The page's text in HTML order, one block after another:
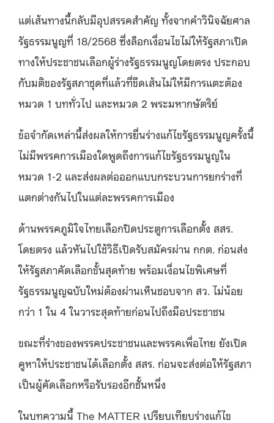
แต่เส้นทางนี้กลับมีอุปสรรคสำคัญ ทั้งจากคำวินิจฉัยศาล
รัฐธรรมนูญที่ 18/2568 ซึ่งล็อกเงื่อนไขไม่ให้รัฐสภาเปิด
ทางให้ประชาชนเลือกผู้ร่างรัฐธรรมนูญโดยตรง ประกอบ
กับมติของรัฐสภาชุดที่แล้วที่ขีดเส้นไม่ให้มีการแตะต้อง
หมวด 1 บททั่วไป และหมวด 2 พระมหากษัตริย์
ข้อจำกัดเหล่านี้ส่งผลให้การยื่นร่างแก้ไขรัฐธรรมนูญครั้งนี้
ไม่มีพรรคการเมืองใดพูดถึงการแก้ไขรัฐธรรมนูญใน
หมวด 1-2 และส่งผลต่อออกแบบกระบวนการยกร่างที่
แตกต่างกันไปในแต่ละพรรคการเมือง
ด้านพรรคภูมิใจไทยเลือกปิดประตูการเลือกตั้ง สสร.
โดยตรง แล้วหันไปใช้วิธีเปิดรับสมัครผ่าน กกต. ก่อนส่ง
ให้รัฐสภาคัดเลือกขั้นสุดท้าย พร้อมเงื่อนไขพิเศษที่
รัฐธรรมนูญฉบับใหม่ต้องผ่านเห็นชอบจาก สว. ไม่น้อย
กว่า 1 ใน 4 ในวาระสุดท้ายก่อนไปถึงมือประชาชน
ขณะที่ร่างของพรรคประชาชนและพรรคเพื่อไทย ยังเปิด
คูหาให้ประชาชนได้เลือกตั้ง สสร. ก่อนจะส่งต่อให้รัฐสภา
เป็นผู้คัดเลือกหรือรับรองอีกชั้นหนึ่ง
ในบทความนี้ The MATTER เปรียบเทียบร่างแก้ไข